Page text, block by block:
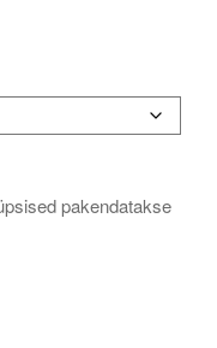
pakendatakse